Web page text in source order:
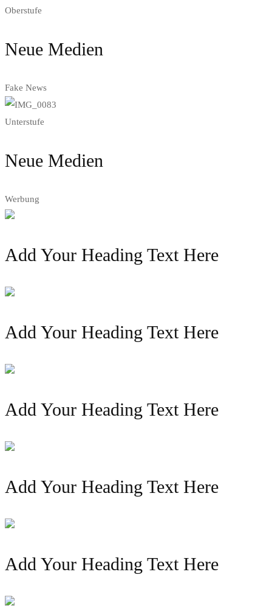
Oberstufe
Neue Medien
Fake News
Unterstufe
Neue Medien
Werbung
Add Your Heading Text Here
Add Your Heading Text Here
Add Your Heading Text Here
Add Your Heading Text Here
Add Your Heading Text Here